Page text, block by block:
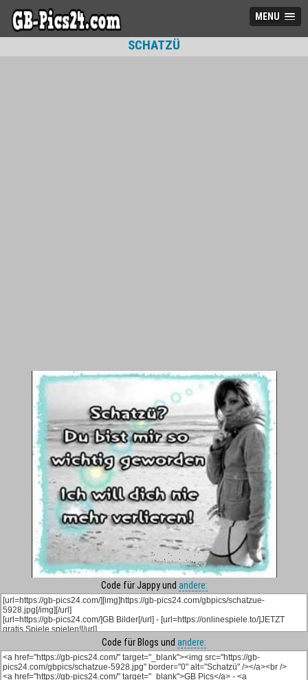
MENU
SCHATZÜ
Code für Jappy und andere:
Code für Blogs und andere: